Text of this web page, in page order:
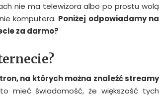
nie ma telewizora albo po prostu wolą
komputera. Poniżej odpowiadamy na
za darmo?
na których można znaleźć streamy
mieć świadomość, że większość tych